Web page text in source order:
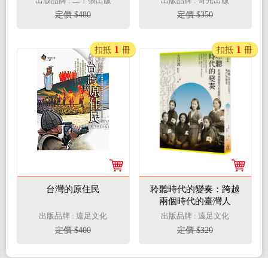
定價 $480
定價 $350
台灣的原住民
出版品牌 : 遠足文化
定價 $400
扣抵 1 冊
聆聽時代的變奏：跨越
兩個時代的臺灣人
出版品牌 : 遠足文化
定價 $320
扣抵 1 冊